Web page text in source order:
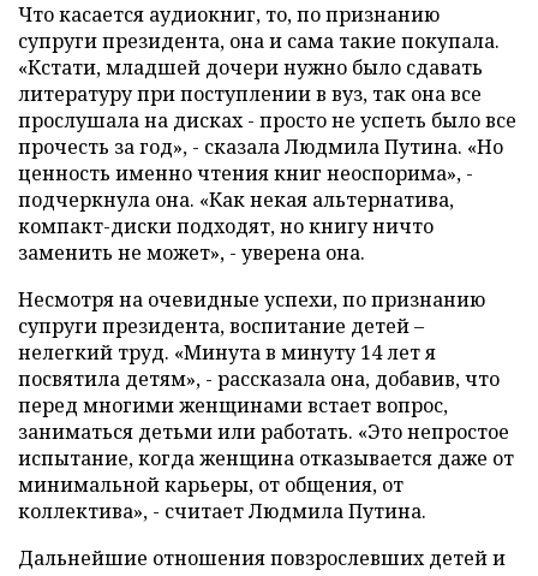
Что касается аудиокниг, то, по признанию
супруги президента, она и сама такие покупала.
«Кстати, младшей дочери нужно было сдавать
литературу при поступлении в вуз, так она все
прослушала на дисках - просто не успеть было все
прочесть за год», - сказала Людмила Путина. «Но
ценность именно чтения книг неоспорима», -
подчеркнула она. «Как некая альтернатива,
компакт-диски подходят, но книгу ничто
заменить не может», - уверена она.
Несмотря на очевидные успехи, по признанию
супруги президента, воспитание детей –
нелегкий труд. «Минута в минуту 14 лет я
посвятила детям», - рассказала она, добавив, что
перед многими женщинами встает вопрос,
заниматься детьми или работать. «Это непростое
испытание, когда женщина отказывается даже от
минимальной карьеры, от общения, от
коллектива», - считает Людмила Путина.
Дальнейшие отношения повзрослевших детей и